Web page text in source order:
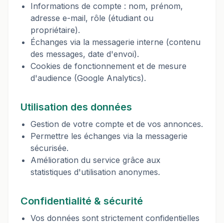
Informations de compte : nom, prénom,
adresse e-mail, rôle (étudiant ou
propriétaire).
Échanges via la messagerie interne (contenu
des messages, date d'envoi).
Cookies de fonctionnement et de mesure
d'audience (Google Analytics).
Utilisation des données
Gestion de votre compte et de vos annonces.
Permettre les échanges via la messagerie
sécurisée.
Amélioration du service grâce aux
statistiques d'utilisation anonymes.
Confidentialité & sécurité
Vos données sont strictement confidentielles